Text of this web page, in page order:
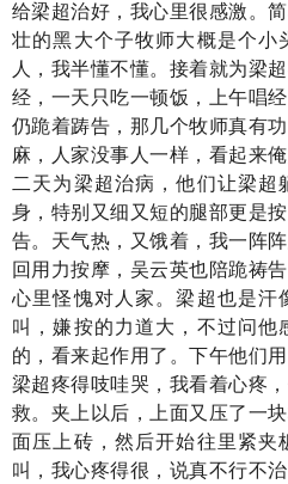
给梁超治好，我心里很感激。
壮的黑大个子牧师大概是个小
人，我半懂不懂。接着就为梁
经，一天只吃一顿饭，上午唱
仍跪着踌告，那几个牧师真有
麻，人家没事人一样，看起来
二天为梁超治病，他们让梁超
身，特别又细又短的腿部更是
告。天气热，又饿着，我一阵
回用力按摩，吴云英也陪跪祷
心里怪愧对人家。梁超也是汗
叫，嫌按的力道大，不过问他
的，看来起作用了。下午他们
梁超疼得吱哇哭，我看着心疼
救。夹上以后，上面又压了一
面压上砖，然后开始往里紧夹
叫，我心疼得很，说真不行不